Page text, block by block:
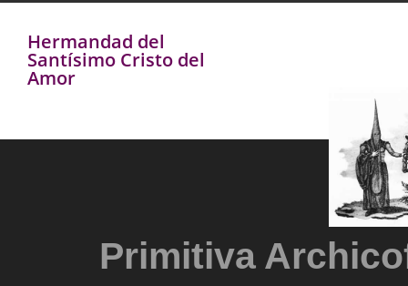
Hermandad del
Santísimo Cristo del
Amor
Primitiva